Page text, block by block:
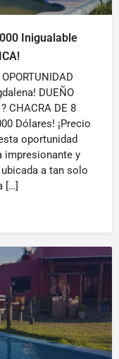
Inigualable
DUEÑO
CHACRA DE 8
Dólares! ¡Precio
oportunidad
impresionante y
a tan solo
[…]